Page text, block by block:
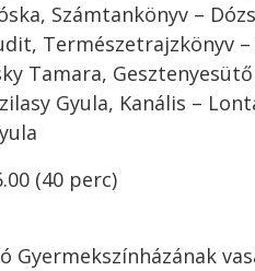
Számtankönyv –
Természetrajzkönyv –
Tamara,
Gyula, Kanális –
(40 perc)
Gyermekszínházának